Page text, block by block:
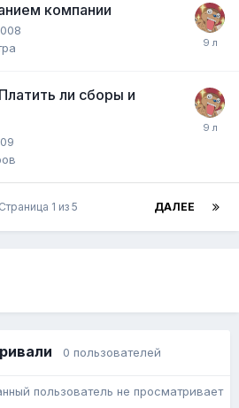
компании
ли сборы и
ДАЛЕЕ
Страница 1 из 5
0 пользователей
пользователь не просматривает